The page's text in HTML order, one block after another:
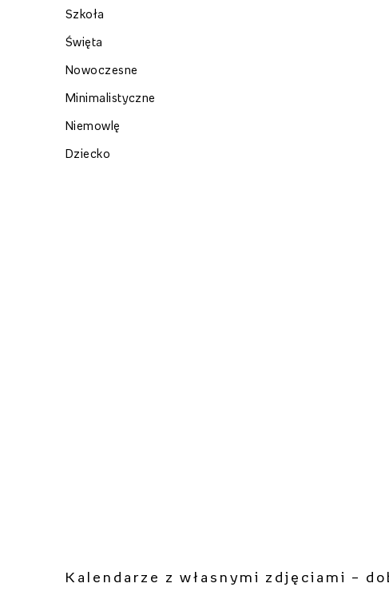
Szkoła
Święta
Nowoczesne
Minimalistyczne
Niemowlę
Dziecko
Kalendarze z własnymi zdjęciami –